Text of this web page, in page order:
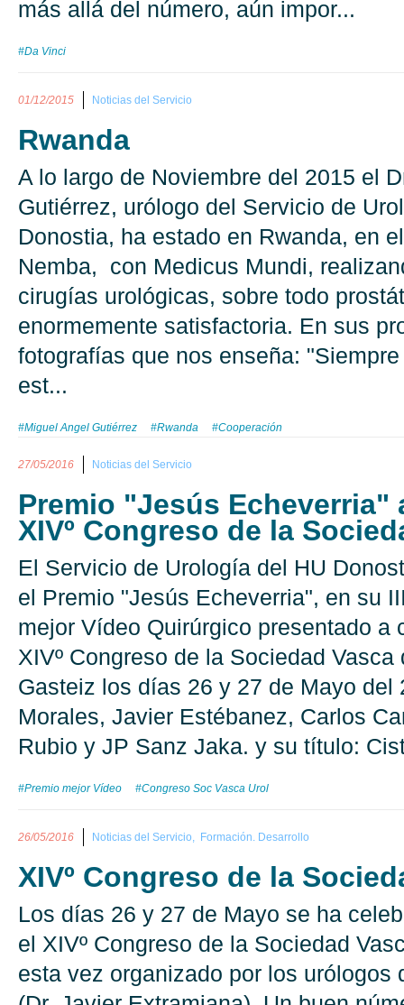
más allá del número, aún impor...
#Da Vinci
01/12/2015 Noticias del Servicio
Rwanda
A lo largo de Noviembre del 2015 el
Gutiérrez, urólogo del Servicio de
Donostia, ha estado en Rwanda, en
Nemba, con Medicus Mundi,
cirugías urológicas, sobre todo
enormemente satisfactoria. En sus
fotografías que nos enseña:
est...
#Miguel Angel Gutiérrez #Rwanda #Cooperación
27/05/2016 Noticias del Servicio
Premio "Jesús Echeverria"
XIVº Congreso de la
El Servicio de Urología del HU
el Premio "Jesús Echeverria", en su
mejor Vídeo Quirúrgico presentado a
XIVº Congreso de la Sociedad
Gasteiz los días 26 y 27 de Mayo
Morales, Javier Estébanez, Carlos
Rubio y JP Sanz Jaka. y su título:
#Premio mejor Vídeo #Congreso Soc Vasca Urol
26/05/2016 Noticias del Servicio, Formación. Desarrollo
XIVº Congreso de la
Los días 26 y 27 de Mayo se ha
el XIVº Congreso de la Sociedad
esta vez organizado por los urólogos